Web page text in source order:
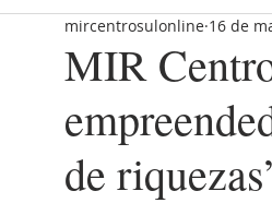
MIR
de
mircentrosulonline 16 de